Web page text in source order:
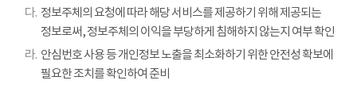
다. 정보주체의 요청에 따라 해당 서비스를 제공하기 위해 제공되는
정보로써, 정보주체의 이익을 부당하게 침해하지 않는지 여부 확인
라. 안심번호 사용 등 개인정보 노출을 최소화하기 위한 안전성 확보에
필요한 조치를 확인하여 준비